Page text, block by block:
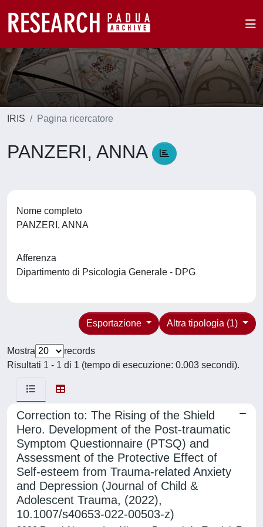
IRIS Pagina ricercatore
PANZERI, ANNA
Nome completo
PANZERI, ANNA
Afferenza
Dipartimento di Psicologia Generale - DPG
Altra tipologia (1)
Esportazione
Mostra
records
Risultati 1 - 1 di 1 (tempo di esecuzione: 0.003 secondi).
Correction to: The Rising of the Shield
Hero. Development of the Post-traumatic
Symptom Questionnaire (PTSQ) and
Assessment of the Protective Effect of
Self-esteem from Trauma-related Anxiety
and Depression (Journal of Child &
Adolescent Trauma, (2022),
10.1007/s40653-022-00503-z)